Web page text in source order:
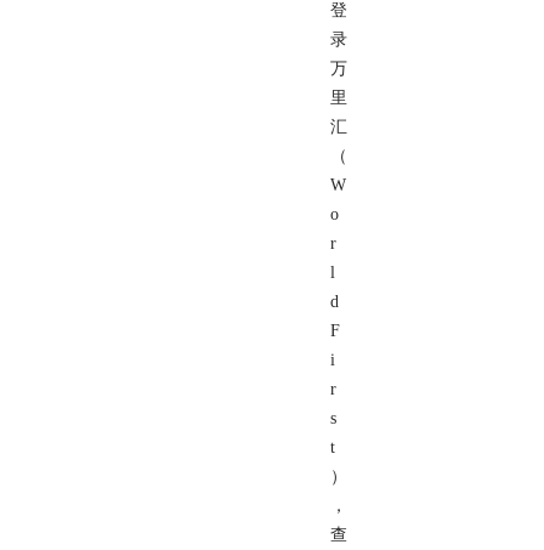
登
录
万
里
汇
（
W
o
r
l
d
F
i
r
s
t
）
，
查